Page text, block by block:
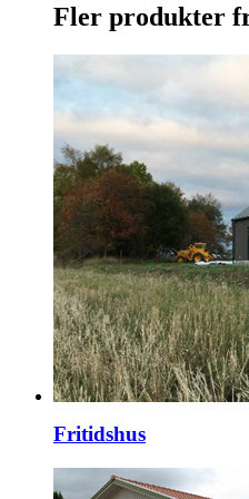
Fler produkter
Fritidshus